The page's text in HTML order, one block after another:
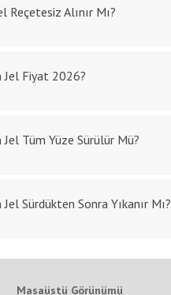
Reçetesiz Alınır Mı?
Jel Fiyat 2026?
Jel Tüm Yüze Sürülür Mü?
Sürdükten Sonra Yıkanır Mı?
Masaüstü Görünümü